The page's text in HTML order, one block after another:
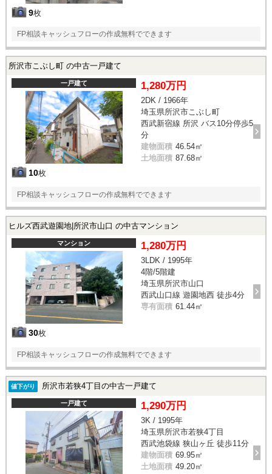
9枚
FP相談キャッシュフローの作成無料でできます
所沢市こぶし町 の中古一戸建て
一戸建て
10枚
1,280万円
2DK / 1966年
埼玉県所沢市こぶし町
西武新宿線 所沢 バス10分停歩5
分
建物面積 46.54㎡
土地面積 87.68㎡
FP相談キャッシュフローの作成無料でできます
ヒルズ西武遊園地|所沢市山口 の中古マンション
マンション
30枚
1,280万円
3LDK / 1995年
4階/5階建
埼玉県所沢市山口
西武山口線 遊園地西 徒歩4分
専有面積 61.44㎡
FP相談キャッシュフローの作成無料でできます
値下がり 所沢市若狭4丁目の中古一戸建て
一戸建て 1,290万円
3K / 1995年
埼玉県所沢市若狭4丁目
西武池袋線 狭山ヶ丘 徒歩11分
建物面積 69.95㎡
土地面積 49.20㎡